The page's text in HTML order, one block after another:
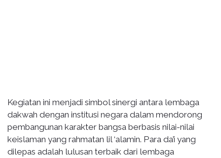
Kegiatan ini menjadi simbol sinergi antara lembaga
dakwah dengan institusi negara dalam mendorong
pembangunan karakter bangsa berbasis nilai-nilai
keislaman yang rahmatan lil ‘alamin. Para da’i yang
dilepas adalah lulusan terbaik dari lembaga